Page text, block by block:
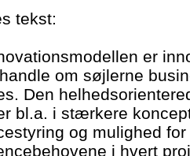
tekst:
er
om søjlerne
Den
bl.a. i stærkere
og mulighed
i hvert